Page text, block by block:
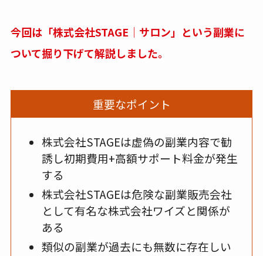
今回は「株式会社STAGE｜サロン」という副業に
ついて掘り下げて解説しました。
重要なポイント
株式会社STAGEは虚偽の副業内容で勧
誘し初期費用+高額サポート料金が発生
する
株式会社STAGEは危険な副業販売会社
として有名な株式会社ワイズと関係が
ある
類似の副業が過去にも無数に存在しい